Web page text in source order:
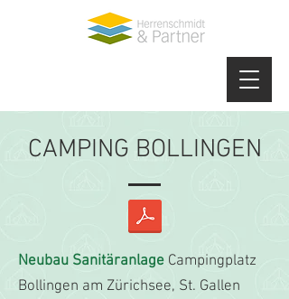
CAMPING BOLLINGEN
Neubau Sanitäranlage Campingplatz
Bollingen am Zürichsee, St. Gallen